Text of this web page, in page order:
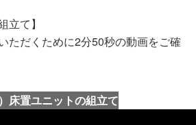
立て】
ただくために2分50秒の動画をご確
床置ユニットの組立て